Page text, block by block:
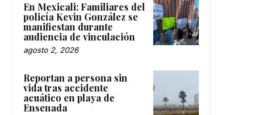
En Mexicali: Familiares del
policía Kevin González se
manifiestan durante
audiencia de vinculación
agosto 2, 2026
Reportan a persona sin
vida tras accidente
acuático en playa de
Ensenada